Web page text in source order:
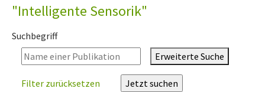
"Intelligente Sensorik"
Suchbegriff
Erweiterte Suche
Filter zurücksetzen